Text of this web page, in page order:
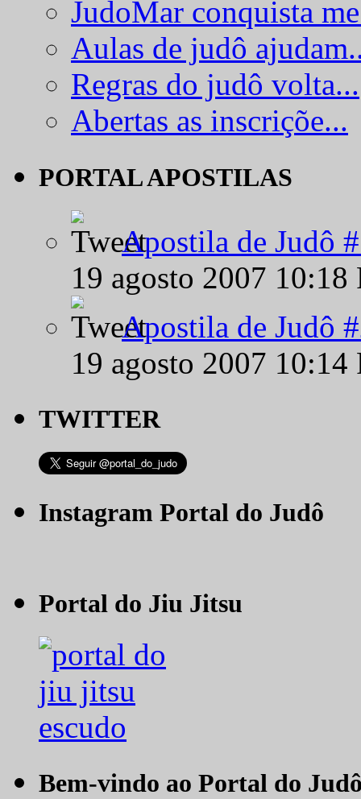
JudoMar conquista
Aulas de judô
Regras do judô volta...
Abertas as inscriçõe...
PORTAL APOSTILAS
Apostila de Judô
19 agosto 2007
Apostila de Judô
19 agosto 2007
TWITTER
Instagram Portal do Judô
Portal do Jiu Jitsu
Bem-vindo ao Portal do